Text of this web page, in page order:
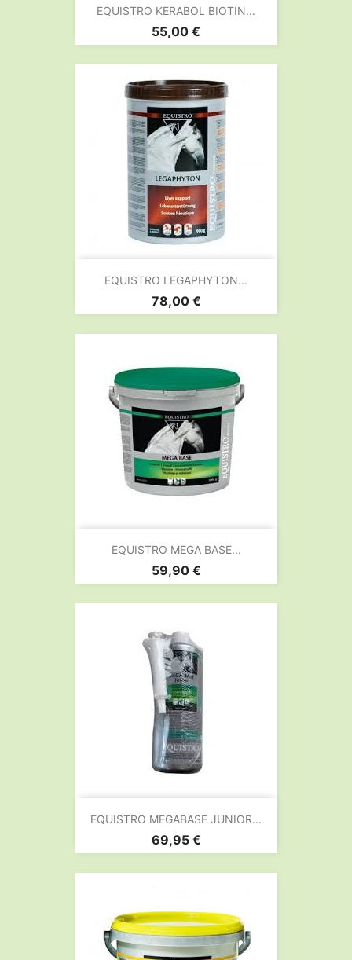
EQUISTRO KERABOL BIOTIN...
Prix
55,00 €
EQUISTRO LEGAPHYTON...
Prix
78,00 €
EQUISTRO MEGA BASE...
Prix
59,90 €
EQUISTRO MEGABASE JUNIOR...
Prix
69,95 €